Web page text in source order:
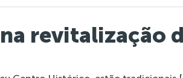
revitalização